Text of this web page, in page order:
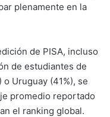
plenamente en la
de PISA, incluso
de estudiantes de
Uruguay (41%), se
promedio reportado
el ranking global.